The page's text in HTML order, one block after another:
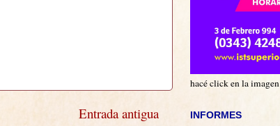
Entrada antigua
hacé click en la imagen
INFORMES